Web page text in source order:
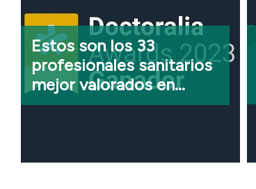
Estos son los 33
profesionales sanitarios
mejor valorados en
España, según los